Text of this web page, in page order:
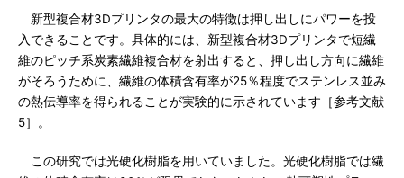
新型複合材3Dプリンタの最大の特徴は押し出しにパワーを投
入できることです。具体的には、新型複合材3Dプリンタで短繊
維のピッチ系炭素繊維複合材を射出すると、押し出し方向に繊維
がそろうために、繊維の体積含有率が25％程度でステンレス並み
の熱伝導率を得られることが実験的に示されています［参考文献
5］。
この研究では光硬化樹脂を用いていました。光硬化樹脂では繊